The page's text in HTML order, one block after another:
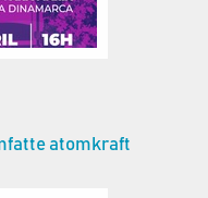
atomkraft